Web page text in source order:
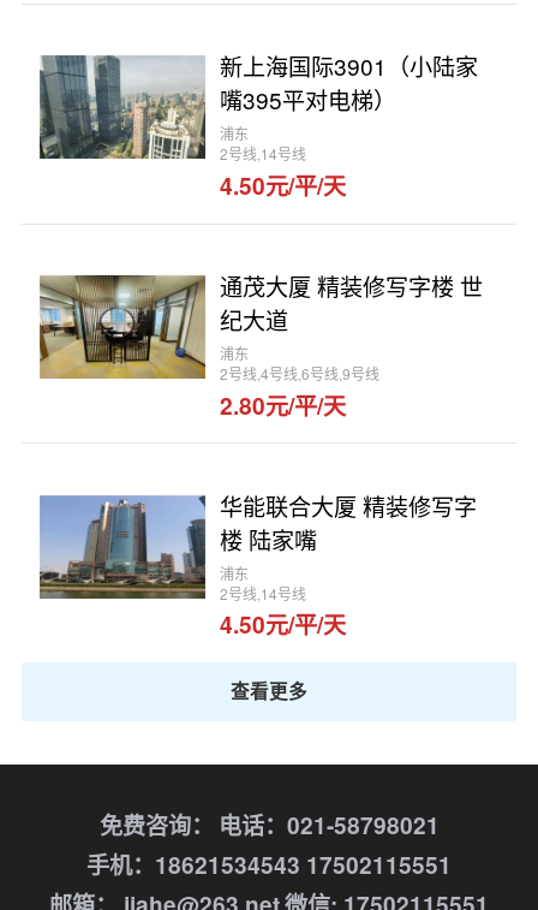
新上海国际3901（小陆家
嘴395平对电梯）
浦东
2号线,14号线
4.50元/平/天
通茂大厦 精装修写字楼 世
纪大道
浦东
2号线,4号线,6号线,9号线
2.80元/平/天
华能联合大厦 精装修写字
楼 陆家嘴
浦东
2号线,14号线
4.50元/平/天
查看更多
免费咨询：
电话：021-58798021
手机：18621534543 17502115551